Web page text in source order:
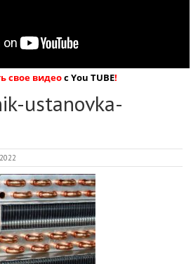
свое видеос You TUBE!
ustanovka-